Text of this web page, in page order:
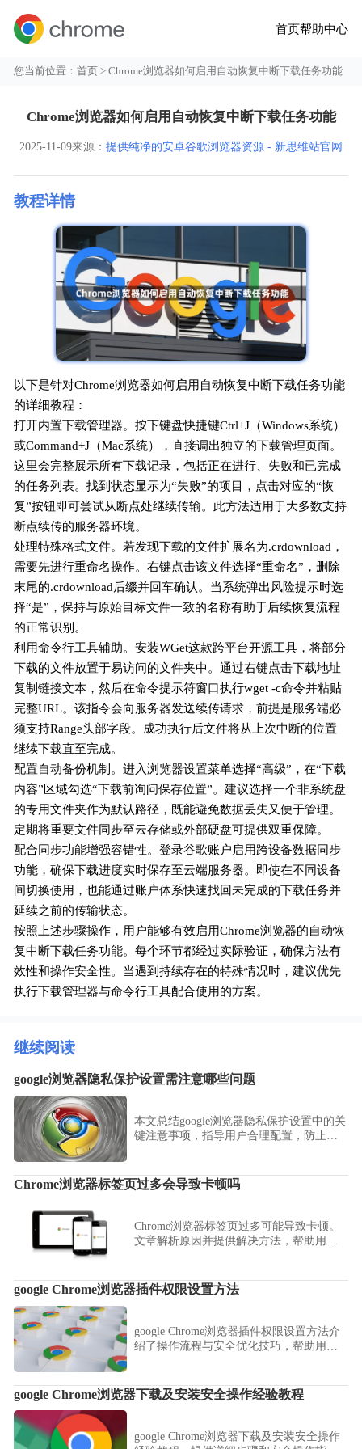
首页帮助中心
您当前位置：首页 > Chrome浏览器如何启用自动恢复中断下载任务功能
Chrome浏览器如何启用自动恢复中断下载任务功能
2025-11-09来源： 提供纯净的安卓谷歌浏览器资源 - 新思维站官网
教程详情
以下是针对Chrome浏览器如何启用自动恢复中断下载任务功能
的详细教程：
打开内置下载管理器。按下键盘快捷键Ctrl+J（Windows系统）
或Command+J（Mac系统），直接调出独立的下载管理页面。
这里会完整展示所有下载记录，包括正在进行、失败和已完成
的任务列表。找到状态显示为“失败”的项目，点击对应的“恢
复”按钮即可尝试从断点处继续传输。此方法适用于大多数支持
断点续传的服务器环境。
处理特殊格式文件。若发现下载的文件扩展名为.crdownload，
需要先进行重命名操作。右键点击该文件选择“重命名”，删除
末尾的.crdownload后缀并回车确认。当系统弹出风险提示时选
择“是”，保持与原始目标文件一致的名称有助于后续恢复流程
的正常识别。
利用命令行工具辅助。安装WGet这款跨平台开源工具，将部分
下载的文件放置于易访问的文件夹中。通过右键点击下载地址
复制链接文本，然后在命令提示符窗口执行wget -c命令并粘贴
完整URL。该指令会向服务器发送续传请求，前提是服务端必
须支持Range头部字段。成功执行后文件将从上次中断的位置
继续下载直至完成。
配置自动备份机制。进入浏览器设置菜单选择“高级”，在“下载
内容”区域勾选“下载前询问保存位置”。建议选择一个非系统盘
的专用文件夹作为默认路径，既能避免数据丢失又便于管理。
定期将重要文件同步至云存储或外部硬盘可提供双重保障。
配合同步功能增强容错性。登录谷歌账户启用跨设备数据同步
功能，确保下载进度实时保存至云端服务器。即使在不同设备
间切换使用，也能通过账户体系快速找回未完成的下载任务并
延续之前的传输状态。
按照上述步骤操作，用户能够有效启用Chrome浏览器的自动恢
复中断下载任务功能。每个环节都经过实际验证，确保方法有
效性和操作安全性。当遇到持续存在的特殊情况时，建议优先
执行下载管理器与命令行工具配合使用的方案。
继续阅读
google浏览器隐私保护设置需注意哪些问题
本文总结google浏览器隐私保护设置中的关
键注意事项，指导用户合理配置，防止数
Chrome浏览器标签页过多会导致卡顿吗
Chrome浏览器标签页过多可能导致卡顿。
文章解析原因并提供解决方法，帮助用户
google Chrome浏览器插件权限设置方法
google Chrome浏览器插件权限设置方法介
绍了操作流程与安全优化技巧，帮助用户
google Chrome浏览器下载及安装安全操作经验教程
google Chrome浏览器下载及安装安全操作